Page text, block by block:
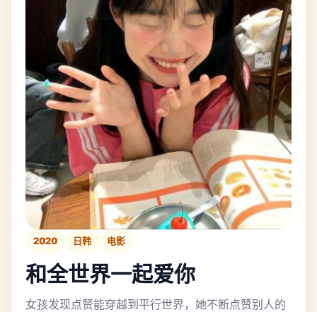
2020 日韩 电影
和全世界一起爱你
女孩发现点赞能穿越到平行世界，她不断点赞别人的